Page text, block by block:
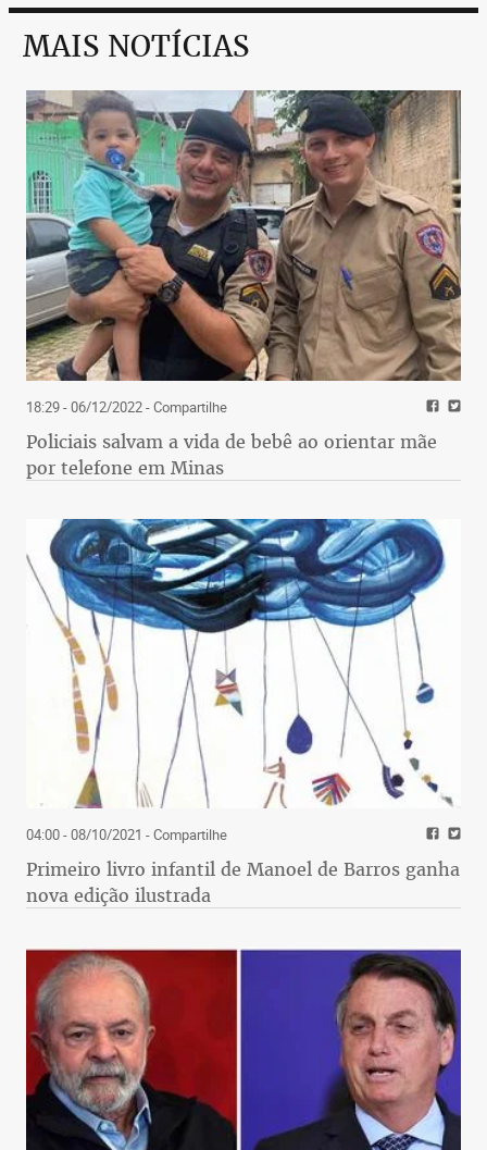
MAIS NOTÍCIAS
18:29 - 06/12/2022- Compartilhe
Policiais salvam a vida de bebê ao orientar mãe
por telefone em Minas
04:00 - 08/10/2021 - Compartilhe
Primeiro livro infantil de Manoel de Barros ganha
nova edição ilustrada